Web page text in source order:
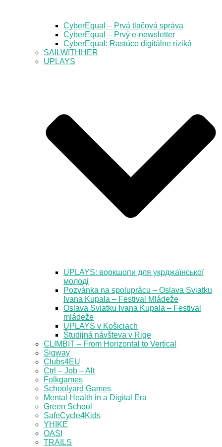
CyberEqual – Prvá tlačová správa
CyberEqual – Prvý e-newsletter
CyberEqual: Rastúce digitálne riziká
SAILWITHHER
UPLAYS
UPLAYS: воркшопи для укрджаїнської
молоді
Pozvánka na spoluprácu – Oslava Sviatku
Ivana Kupala – Festival Mládeže
Oslava Sviatku Ivana Kupala – Festival
mládeže
UPLAYS v Košiciach
Študijná návšteva v Rige
CLIMBIT – From Horizontal to Vertical
Sigway
Clubs4EU
Ctrl – Job – Alt
Folkgames
Schoolyard Games
Mental Health in a Digital Era
Green School
SafeCycle4Kids
YHIKE
OASI
TRAILS